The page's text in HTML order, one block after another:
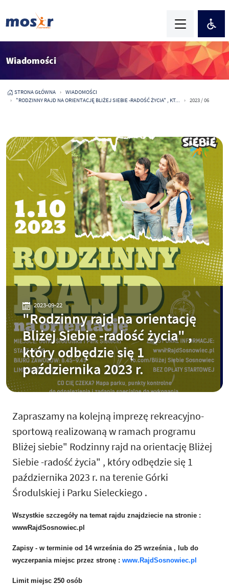
Wiadomości
STRONA GŁÓWNA
WIADOMOŚCI
"RODZINNY RAJD NA ORIENTACJĘ BLIŻEJ SIEBIE -RADOŚĆ ŻYCIA" , KT...
2023 / 06
2023-09-22
"Rodzinny rajd na orientację
Bliżej Siebie -radość życia" ,
który odbędzie się 1
października 2023 r.
Zapraszamy na kolejną imprezę rekreacyjno-
sportową realizowaną w ramach programu
Bliżej siebie" Rodzinny rajd na orientację Bliżej
Siebie -radość życia" , który odbędzie się 1
października 2023 r. na terenie Górki
Środulskiej i Parku Sieleckiego .
Wszystkie szczegóły na temat rajdu znajdziecie na stronie :
wwwRajdSosnowiec.pl
Zapisy - w terminie od 14 września do 25 września , lub do
wyczerpania miejsc przez stronę : www.RajdSosnowiec.pl
Limit miejsc 250 osób